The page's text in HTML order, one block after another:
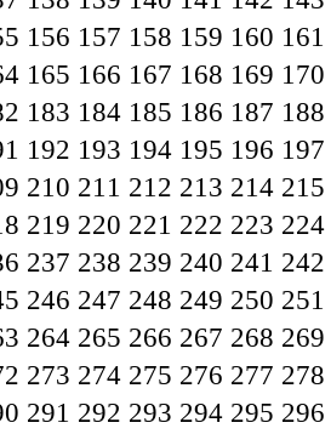
156 157 158 159 160 161
165 166 167 168 169 170
183 184 185 186 187 188
192 193 194 195 196 197
210 211 212 213 214 215
219 220 221 222 223 224
237 238 239 240 241 242
246 247 248 249 250 251
264 265 266 267 268 269
273 274 275 276 277 278
291 292 293 294 295 296